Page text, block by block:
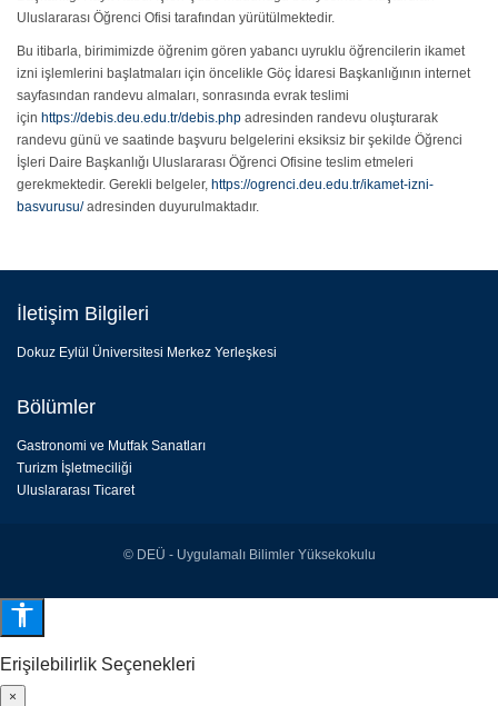
Uluslararası Öğrenci Ofisi tarafından yürütülmektedir.
Bu itibarla, birimimizde öğrenim gören yabancı uyruklu öğrencilerin ikamet
izni işlemlerini başlatmaları için öncelikle Göç İdaresi Başkanlığının internet
sayfasından randevu almaları, sonrasında evrak teslimi
için https://debis.deu.edu.tr/debis.php adresinden randevu oluşturarak
randevu günü ve saatinde başvuru belgelerini eksiksiz bir şekilde Öğrenci
İşleri Daire Başkanlığı Uluslararası Öğrenci Ofisine teslim etmeleri
gerekmektedir. Gerekli belgeler, https://ogrenci.deu.edu.tr/ikamet-izni-
basvurusu/adresinden duyurulmaktadır.
İletişim Bilgileri
Dokuz Eylül Üniversitesi Merkez Yerleşkesi
Bölümler
Gastronomi ve Mutfak Sanatları
Turizm İşletmeciliği
Uluslararası Ticaret
© DEÜ - Uygulamalı Bilimler Yüksekokulu
Erişilebilirlik Seçenekleri
×